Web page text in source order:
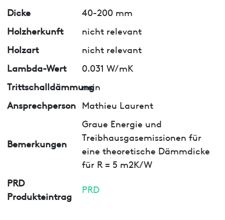
Dicke
40-200 mm
Holzherkunft
nicht relevant
Holzart
nicht relevant
Lambda-Wert
0.031 W/mK
Trittschalldämmung
nein
Ansprechperson Mathieu Laurent
Bemerkungen
Graue Energie und
Treibhausgasemissionen für
eine theoretische Dämmdicke
für R = 5 m2K/W
PRD
Produkteintrag
PRD